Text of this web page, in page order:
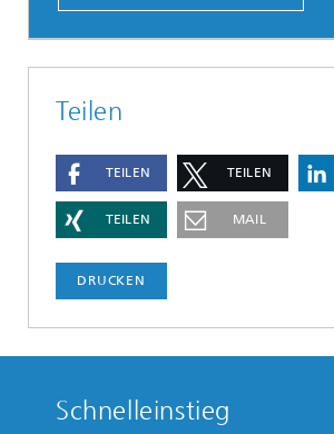
Teilen
TEILEN TEILEN
TEILEN MAIL
DRUCKEN
Schnelleinstieg